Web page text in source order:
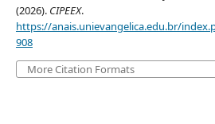
(2026). CIPEEX.
https://anais.unievangelica.edu.br/
908
More Citation Formats